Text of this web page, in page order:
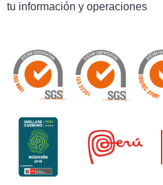
tu información y operaciones